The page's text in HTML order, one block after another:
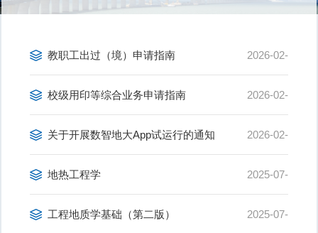
教职工出过（境）申请指南 2026-02-
27
校级用印等综合业务申请指南 2026-02-
27
关于开展数智地大App试运行的通知 2026-02-
27
地热工程学 2025-07-
10
工程地质学基础（第二版） 2025-07-